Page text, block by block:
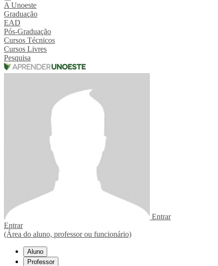
A Unoeste
Graduação
EAD
Pós-Graduação
Cursos Técnicos
Cursos Livres
Pesquisa
Entrar
Entrar
(Área do aluno, professor ou funcionário)
Aluno
Professor